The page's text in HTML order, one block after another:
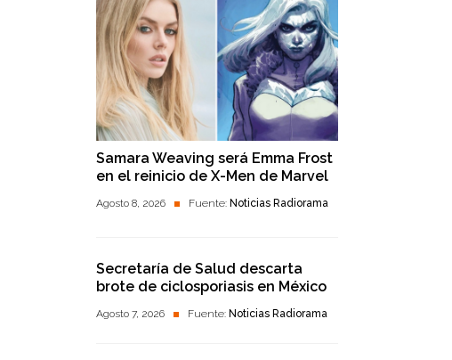
Samara Weaving será Emma Frost
en el reinicio de X-Men de Marvel
Agosto 8, 2026 Fuente: Noticias Radiorama
Secretaría de Salud descarta
brote de ciclosporiasis en México
Agosto 7, 2026 Fuente: Noticias Radiorama